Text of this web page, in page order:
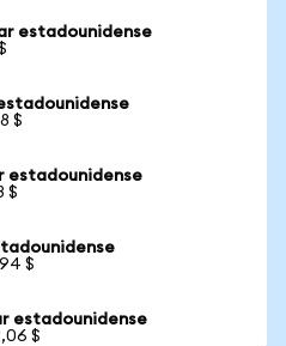
estadounidense
$
estadounidense
$
$
estadounidense
$